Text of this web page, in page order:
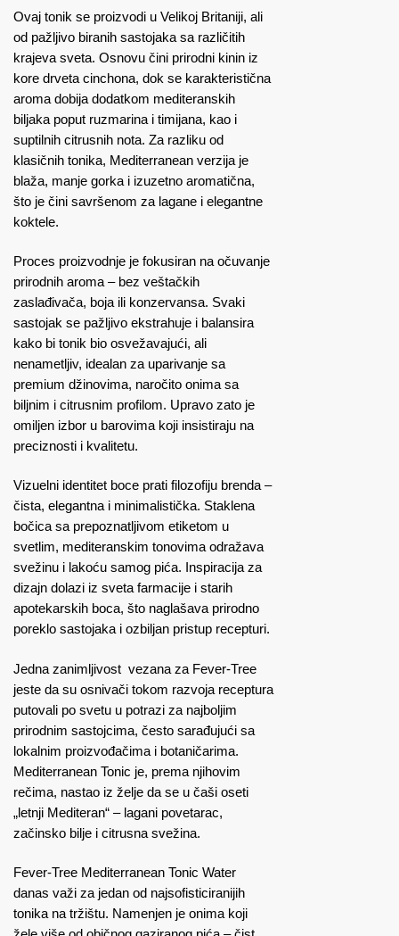
Ovaj tonik se proizvodi u Velikoj Britaniji, ali
od pažljivo biranih sastojaka sa različitih
krajeva sveta. Osnovu čini prirodni kinin iz
kore drveta cinchona, dok se karakteristična
aroma dobija dodatkom mediteranskih
biljaka poput ruzmarina i timijana, kao i
suptilnih citrusnih nota. Za razliku od
klasičnih tonika, Mediterranean verzija je
blaža, manje gorka i izuzetno aromatična,
što je čini savršenom za lagane i elegantne
koktele.
Proces proizvodnje je fokusiran na očuvanje
prirodnih aroma – bez veštačkih
zaslađivača, boja ili konzervansa. Svaki
sastojak se pažljivo ekstrahuje i balansira
kako bi tonik bio osvežavajući, ali
nenametljiv, idealan za uparivanje sa
premium džinovima, naročito onima sa
biljnim i citrusnim profilom. Upravo zato je
omiljen izbor u barovima koji insistiraju na
preciznosti i kvalitetu.
Vizuelni identitet boce prati filozofiju brenda –
čista, elegantna i minimalistička. Staklena
bočica sa prepoznatljivom etiketom u
svetlim, mediteranskim tonovima odražava
svežinu i lakoću samog pića. Inspiracija za
dizajn dolazi iz sveta farmacije i starih
apotekarskih boca, što naglašava prirodno
poreklo sastojaka i ozbiljan pristup recepturi.
Jedna zanimljivost vezana za Fever-Tree
jeste da su osnivači tokom razvoja receptura
putovali po svetu u potrazi za najboljim
prirodnim sastojcima, često sarađujući sa
lokalnim proizvođačima i botaničarima.
Mediterranean Tonic je, prema njihovim
rečima, nastao iz želje da se u čaši oseti
„letnji Mediteran“ – lagani povetarac,
začinsko bilje i citrusna svežina.
Fever-Tree Mediterranean Tonic Water
danas važi za jedan od najsofisticiranijih
tonika na tržištu. Namenjen je onima koji